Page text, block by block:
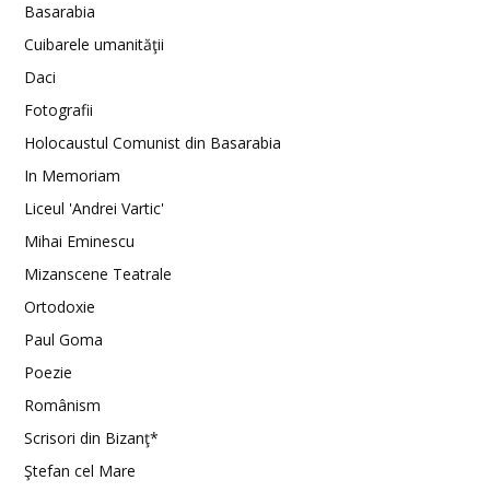
Basarabia
Cuibarele umanităţii
Daci
Fotografii
Holocaustul Comunist din Basarabia
In Memoriam
Liceul 'Andrei Vartic'
Mihai Eminescu
Mizanscene Teatrale
Ortodoxie
Paul Goma
Poezie
Românism
Scrisori din Bizanţ*
Ştefan cel Mare